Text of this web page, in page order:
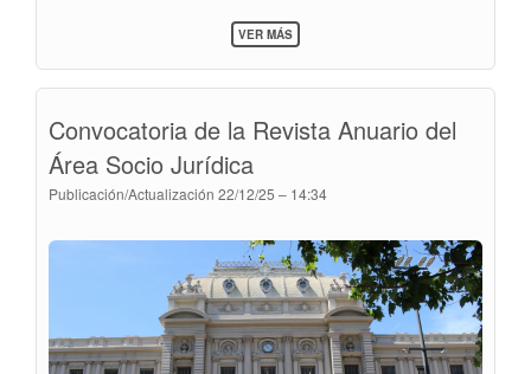
VER MÁSSOBRE
DEMOCRACIAS
SIGLO
XXI.
Convocatoria de la Revista Anuario del
Área Socio Jurídica
Publicación/Actualización 22/12/25 – 14:34